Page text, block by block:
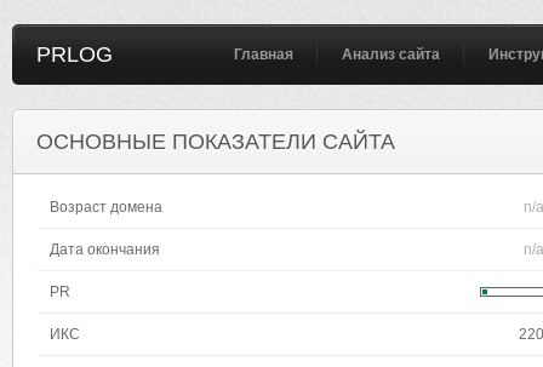
PRLOG Главная Анализ сайта
ОСНОВНЫЕ ПОКАЗАТЕЛИ САЙТА
Возраст домена n/a
Дата окончания n/a
PR
ИКС 220